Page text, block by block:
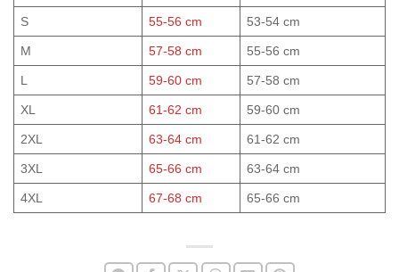
S 55-56 cm 53-54 cm
M 57-58 cm 55-56 cm
L 59-60 cm 57-58 cm
XL 61-62 cm 59-60 cm
2XL 63-64 cm 61-62 cm
3XL 65-66 cm 63-64 cm
4XL 67-68 cm 65-66 cm